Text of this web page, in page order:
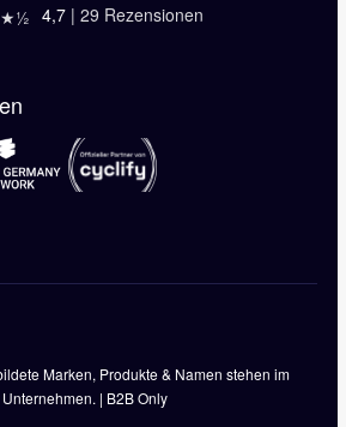
4,7 | 29 Rezensionen
Marken, Produkte & Namen stehen im
| B2B Only